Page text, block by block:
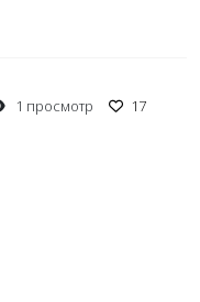
1 просмотр
17